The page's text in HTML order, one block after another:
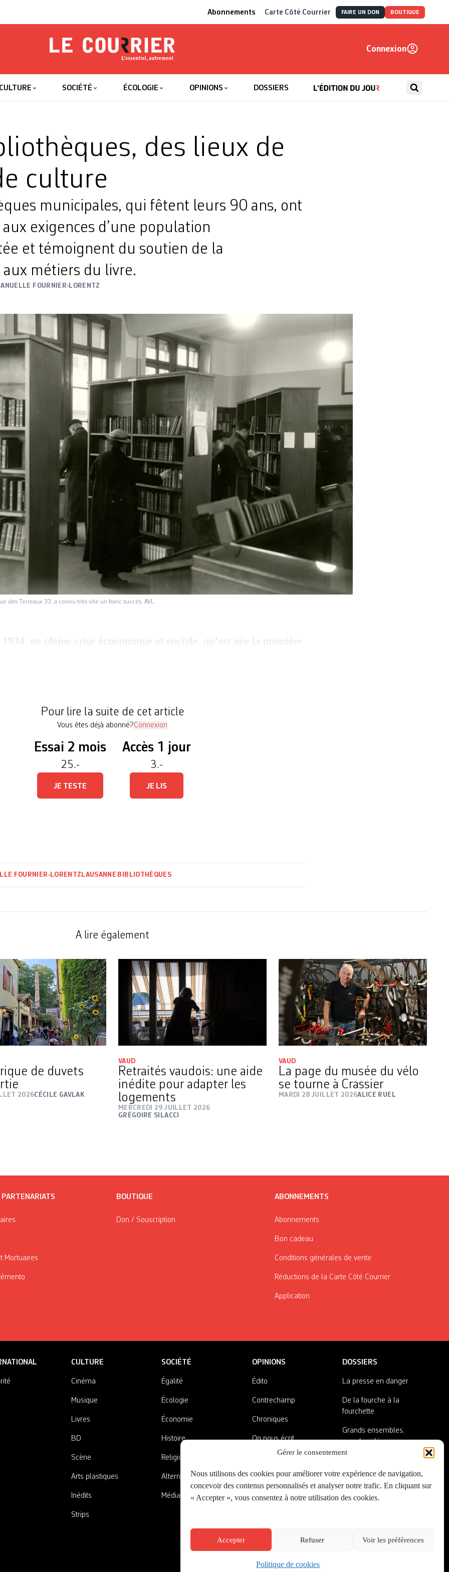
Gérer le consentement
Nous utilisons des cookies pour améliorer votre expérience de navigation,
concevoir des contenus personnalisés et analyser notre trafic. En cliquant sur
« Accepter », vous consentez à notre utilisation des cookies.
Accepter Refuser Voir les préférences
Politique de cookies
Abonnements Carte Côté Courrier FAIRE UN DON BOUTIQUE
Le Courrier
Connexion
CULTURE SOCIÉTÉ ÉCOLOGIE OPINIONS DOSSIERS
des lieux de
culture
municipales, qui fêtent leurs 90 ans, ont
aux exigences d’une population
et témoignent du soutien de la
métiers du livre.
FOURNIER-LORENTZ
des Terreaux 33, a connu très vite un franc succès. AVL
1934, en pleine crise économique et sociale, qu’est née la première
Pour lire la suite de cet article
Vous êtes déjà abonné?Connexion
Essai 2 mois
25.-
JE TESTE
Accès 1 jour
3.-
JE LIS
FOURNIER-LORENTZ LAUSANNE BIBLIOTHÈQUES
A lire également
de duvets
2026CÉCILE GAVLAK
VAUD
Retraités vaudois: une aide
inédite pour adapter les
logements
MERCREDI 29 JUILLET 2026
GRÉGOIRE SILACCI
VAUD
La page du musée du vélo
se tourne à Crassier
MARDI 28 JUILLET 2026ALICE RUEL
Mortuaires
BOUTIQUE
Don / Souscription
ABONNEMENTS
Abonnements
Bon cadeau
Conditions générales de vente
Réductions de la Carte Côté Courrier
Application
CULTURE
Cinéma
Musique
Livres
BD
Scène
Arts plastiques
Inédits
Strips
SOCIÉTÉ
Égalité
Écologie
Économie
Histoire
Religions
Alternatives
Médias
OPINIONS
Édito
Contrechamp
Chroniques
On nous écrit
A côté de la plaque
DOSSIERS
La presse en danger
De la fourche à la
fourchette
Grands ensembles,
grandes idées
Créé par